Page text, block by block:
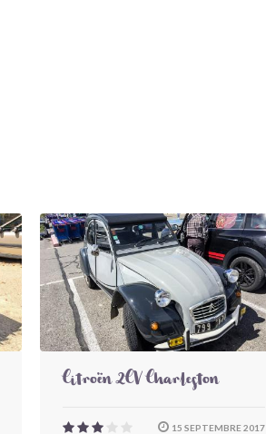
Citroën 2CV Charleston
15 SEPTEMBRE 2017